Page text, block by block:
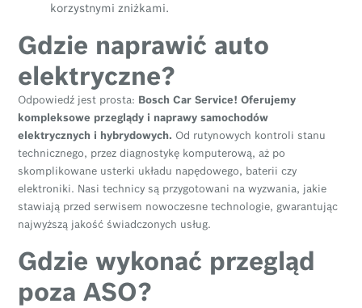
korzystnymi zniżkami.
Gdzie naprawić auto
elektryczne?
Odpowiedź jest prosta: Bosch Car Service! Oferujemy
kompleksowe przeglądy i naprawy samochodów
elektrycznych i hybrydowych. Od rutynowych kontroli stanu
technicznego, przez diagnostykę komputerową, aż po
skomplikowane usterki układu napędowego, baterii czy
elektroniki. Nasi technicy są przygotowani na wyzwania, jakie
stawiają przed serwisem nowoczesne technologie, gwarantując
najwyższą jakość świadczonych usług.
Gdzie wykonać przegląd
poza ASO?